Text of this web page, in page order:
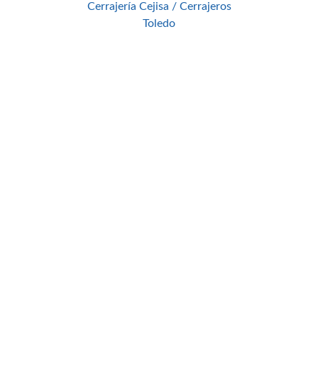
Cerrajería Cejisa / Cerrajeros
Toledo